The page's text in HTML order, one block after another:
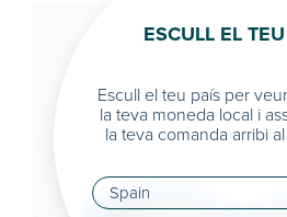
ESCULL EL
Escull el teu país per
la teva moneda local i
la teva comanda arribi